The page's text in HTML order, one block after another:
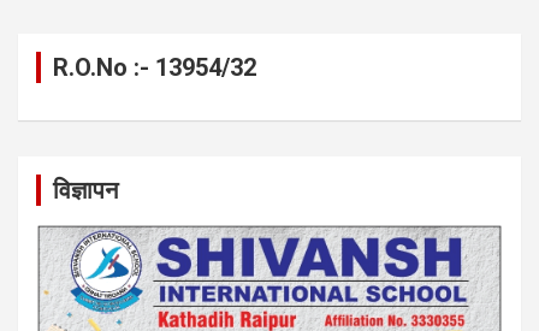
R.O.No :- 13954/32
विज्ञापन